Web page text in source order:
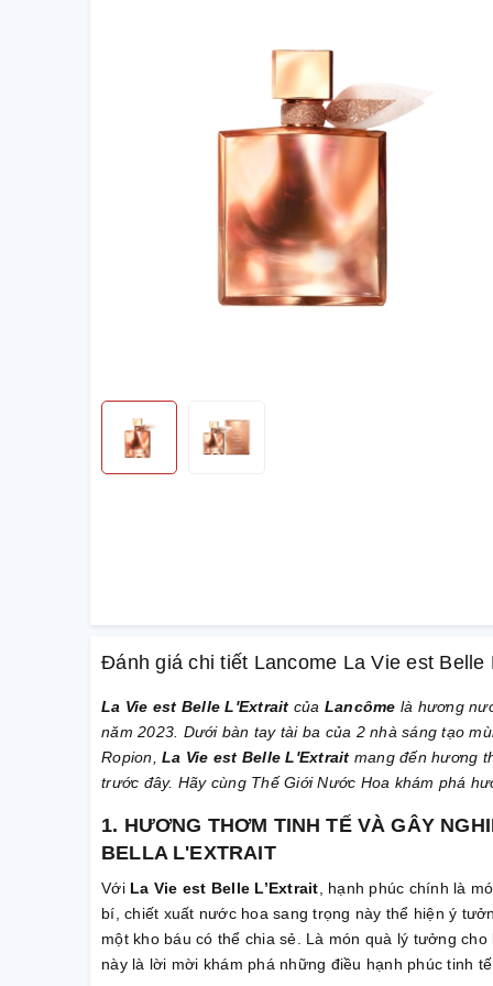
Đánh giá chi tiết Lancome La Vie est Belle
La Vie est Belle L'Extrait của Lancôme là hương
năm 2023. Dưới bàn tay tài ba của 2 nhà sáng tạo
Ropion, La Vie est Belle L'Extrait mang đến hương
trước đây. Hãy cùng Thế Giới Nước Hoa khám phá
1. HƯƠNG THƠM TINH TẾ VÀ GÂY
BELLA L'EXTRAIT
Với La Vie est Belle L’Extrait, hạnh phúc chính là
bí, chiết xuất nước hoa sang trọng này thể hiện ý
một kho báu có thể chia sẻ. Là món quà lý tưởng
này là lời mời khám phá những điều hạnh phúc tinh